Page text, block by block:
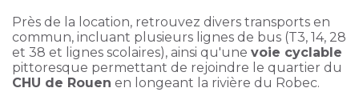
Près de la location, retrouvez divers transports en
commun, incluant plusieurs lignes de bus (T3, 14, 28
et 38 et lignes scolaires), ainsi qu'une voie cyclable
pittoresque permettant de rejoindre le quartier du
CHU de Rouen en longeant la rivière du Robec.